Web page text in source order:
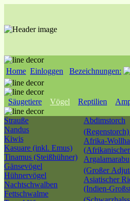
Home Einloggen Bezeichnungen:
Säugetiere Vögel Reptilien
Strauße
Nandus
Kiwis
Kasuare (inkl. Emus)
Tinamus (Steißhühner)
Gänsevögel
Hühnervögel
Nachtschwalben
Fettschwalme
Abdimstorch
(Regenstorch)
Afrika-
Argalamarabu
(Großer
Asiatischer
(Indien-